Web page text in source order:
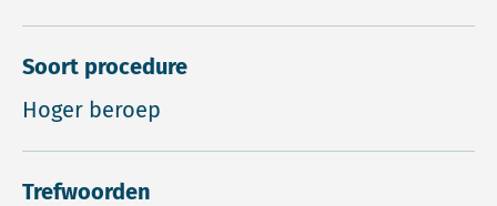
Soort procedure
Hoger beroep
Trefwoorden